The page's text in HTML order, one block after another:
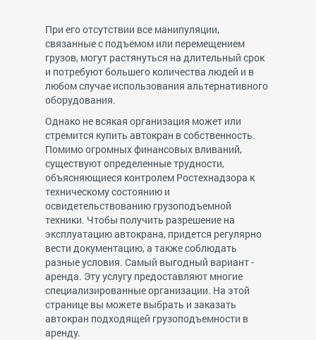
При его отсутствии все манипуляции,
связанные с подъемом или перемещением
грузов, могут растянуться на длительный срок
и потребуют большего количества людей и в
любом случае использования альтернативного
оборудования.
Однако не всякая организация может или
стремится купить автокран в собственность.
Помимо огромных финансовых вливаний,
существуют определенные трудности,
объясняющиеся контролем Ростехнадзора к
техническому состоянию и
освидетельствованию грузоподъемной
техники. Чтобы получить разрешение на
эксплуатацию автокрана, придется регулярно
вести документацию, а также соблюдать
разные условия. Самый выгодный вариант -
аренда. Эту услугу предоставляют многие
специализированные организации. На этой
странице вы можете выбрать и заказать
автокран подходящей грузоподъемности в
аренду.